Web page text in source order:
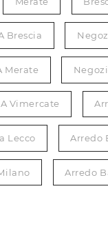
Brescia
Merate
Vimercate
Lecco Arredo
Arredo